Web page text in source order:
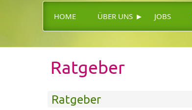
HOME ÜBER UNS ▸ JOBS
Ratgeber
Ratgeber